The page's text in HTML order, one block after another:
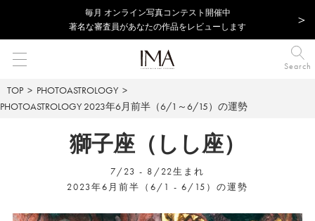
毎⽉ オンライン写真コンテスト開催中
著名な審査員があなたの作品をレビューします
Search
TOP
PHOTOASTROLOGY
PHOTOASTROLOGY 2023年6月前半（6/1～6/15）の運勢
獅子座（しし座）
7/23 - 8/22生まれ
2023年6月前半（6/1 - 6/15）の運勢